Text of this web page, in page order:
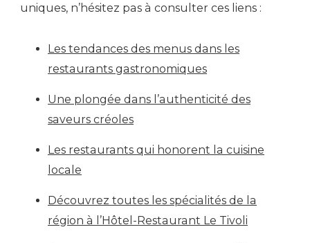
uniques, n’hésitez pas à consulter ces liens :
Les tendances des menus dans les
restaurants gastronomiques
Une plongée dans l’authenticité des
saveurs créoles
Les restaurants qui honorent la cuisine
locale
Découvrez toutes les spécialités de la
région à l’Hôtel-Restaurant Le Tivoli